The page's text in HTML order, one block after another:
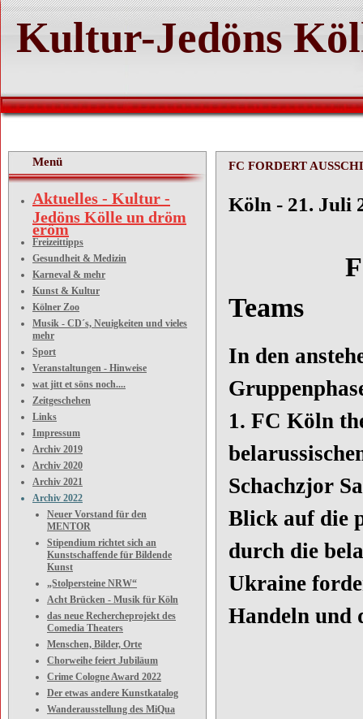
Kultur-Jedöns
Menü
Aktuelles - Kultur -
Jedöns Kölle un dröm
eröm
Freizeittipps
Gesundheit & Medizin
Karneval & mehr
Kunst & Kultur
Kölner Zoo
Musik - CD´s, Neuigkeiten und vieles
mehr
Sport
Veranstaltungen - Hinweise
wat jitt et söns noch....
Zeitgeschehen
Links
Impressum
Archiv 2019
Archiv 2020
Archiv 2021
Archiv 2022
Neuer Vorstand für den
MENTOR
Stipendium richtet sich an
Kunstschaffende für Bildende
Kunst
„Stolpersteine NRW“
Acht Brücken - Musik für Köln
das neue Rechercheprojekt des
Comedia Theaters
Menschen, Bilder, Orte
Chorweihe feiert Jubiläum
Crime Cologne Award 2022
Der etwas andere Kunstkatalog
Wanderausstellung des MiQua
FC FORDERT
Köln - 21. Juli
FC
Teams
In den
1. FC Köln
Schachzjor
Blick auf die
durch die
Ukraine
Handeln und